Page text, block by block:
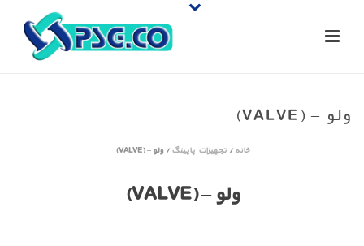
ولو – (VALVE)
خانه /تجهیزات پاپینگ /ولو – (VALVE)
ولو – (VALVE)